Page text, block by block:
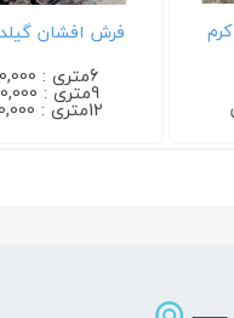
فرش افشان گیلدا ۷۰۰ شانه کرم